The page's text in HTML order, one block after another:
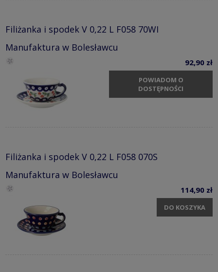
Filiżanka i spodek V 0,22 L F058 70WI
Manufaktura w Bolesławcu
92,90 zł
POWIADOM O
DOSTĘPNOŚCI
Filiżanka i spodek V 0,22 L F058 070S
Manufaktura w Bolesławcu
114,90 zł
DO KOSZYKA